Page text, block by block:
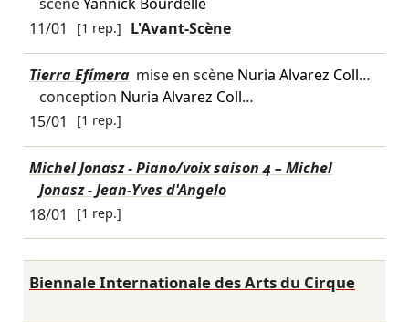
scèneYannick Bourdelle
11/01
[1 rep.] L'Avant-Scène
Tierra Efímera mise en scène Nuria Alvarez Coll…
conception Nuria Alvarez Coll…
15/01
[1 rep.]
Michel Jonasz - Piano/voix saison 4 – Michel
Jonasz - Jean-Yves d'Angelo
18/01
[1 rep.]
Biennale Internationale des Arts du Cirque